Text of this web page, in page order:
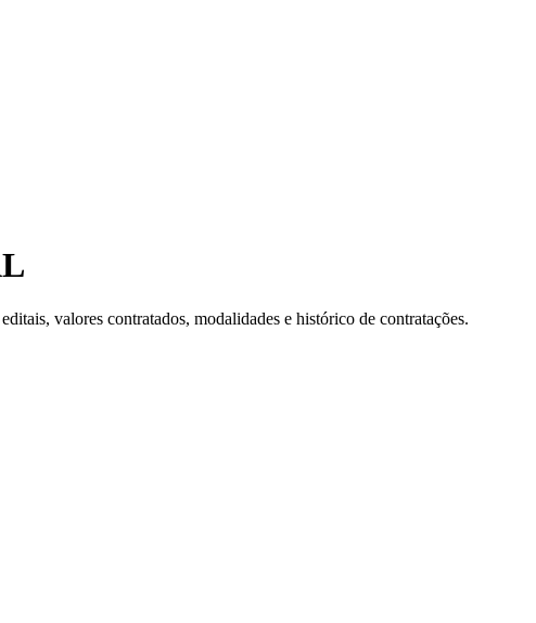
valores contratados, modalidades e histórico de contratações.